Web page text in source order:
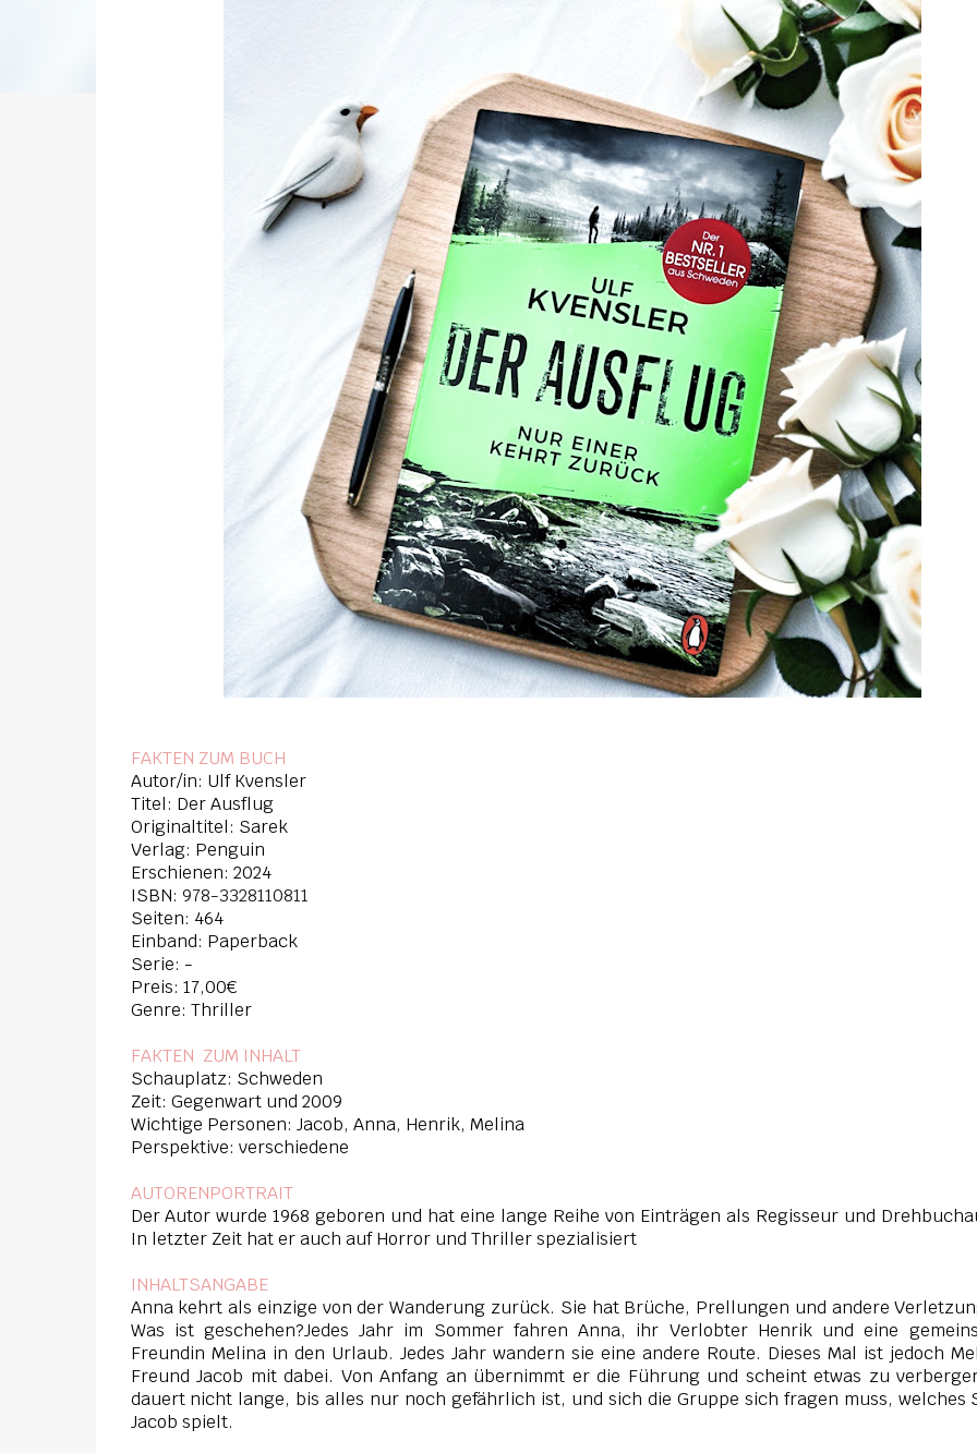
FAKTEN ZUM BUCH
Autor/in: Ulf Kvensler
Titel: Der Ausflug
Originaltitel: Sarek
Verlag: Penguin
Erschienen: 2024
ISBN: 978-3328110811
Seiten: 464
Einband: Paperback
Serie: -
Preis: 17,00€
Genre: Thriller
FAKTEN ZUM INHALT
Schauplatz: Schweden
Zeit: Gegenwart und 2009
Wichtige Personen: Jacob, Anna, Henrik, Melina
Perspektive: verschiedene
AUTORENPORTRAIT
Der Autor wurde 1968 geboren und hat eine lange Reihe von Einträgen als Regisseur und
In letzter Zeit hat er auch auf Horror und Thriller spezialisiert
INHALTSANGABE
Anna kehrt als einzige von der Wanderung zurück. Sie hat Brüche, Prellungen und andere
Was ist geschehen?Jedes Jahr im Sommer fahren Anna, ihr Verlobter Henrik und eine
Freundin Melina in den Urlaub. Jedes Jahr wandern sie eine andere Route. Dieses Mal ist jedoch
Freund Jacob mit dabei. Von Anfang an übernimmt er die Führungund scheint etwas zu
dauert nicht lange, bis alles nur noch gefährlich ist, und sich die Gruppe sich fragen muss, welches
Jacob spielt.